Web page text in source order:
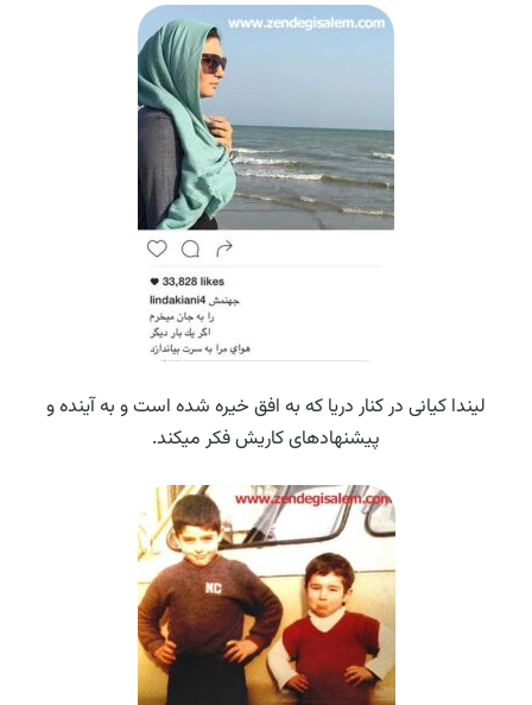
لیندا کیانی در کنار دریا که به افق خیره شده است و به آینده و
پیشنهادهای کاریش فکر میکند.